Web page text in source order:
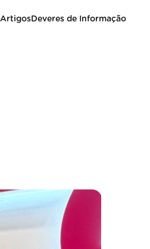
ArtigosDeveres de Informação